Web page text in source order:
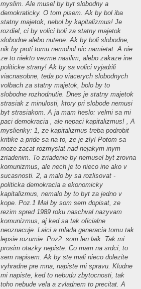
myslim. Ale musel by byt slobodny a
demokraticky. O tom pisem. Ak by bol iba
statny majetok, nebol by kapitalizmus! Je
rozdiel, ci by volici boli za statny majetok
slobodne alebo nutene. Ak by boli slobodne,
nik by proti tomu nemohol nic namietat. A nie
ze to niekto vezme nasilim, alebo zakaze ine
politicke strany! Ak by sa volici vyjadrili
viacnasobne, teda po viacerych slobodnych
volbach za statny majetok, bolo by to
slobodne rozhodnutie. Dnes je statny majetok
strasiak z minulosti, ktory pri slobode nemusi
byt strasiakom. A ja mam heslo: velmi sa mi
paci demokracia , ale nepaci kapitalizmus! , A
myslienky: 1, ze kapitalizmus treba podrobit
kritike a pride sa na to, ze je zly! Potom sa
moze zacat rozmyslat nad nejakym inym
zriadenim. To zriadenie by nemusel byt zrovna
komunizmus, ale nech je to nieco ine ako v
sucasnosti. 2, a malo by sa rozlisovat -
politicka demokracia a ekonomicky
kapitalizmus, nemalo by to byt za jedno v
kope. Poz.1 Mal by som sem dopisat, ze
rezim spred 1989 roku naschval nazyvam
komunizmus, aj ked sa tak oficialne
neoznacuje. Laici a mlada generacia tomu tak
lepsie rozumie. Poz2. som len laik. Tak mi
prosim otazky nepiste. Co mam na srdci, to
sem napisem. Ak by ste mali nieco dolezite
vyhradne pre mna, napiste mi spravu. Kludne
mi napiste, ked to nebudu zbytocnosti, tak
toho nebude vela a zvladnem to precitat. A